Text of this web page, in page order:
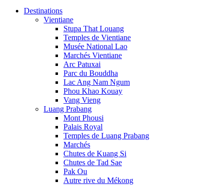
Destinations
Vientiane
Stupa That Louang
Temples de Vientiane
Musée National Lao
Marchés Vientiane
Arc Patuxai
Parc du Bouddha
Lac Ang Nam Ngum
Phou Khao Kouay
Vang Vieng
Luang Prabang
Mont Phousi
Palais Royal
Temples de Luang Prabang
Marchés
Chutes de Kuang Si
Chutes de Tad Sae
Pak Ou
Autre rive du Mékong